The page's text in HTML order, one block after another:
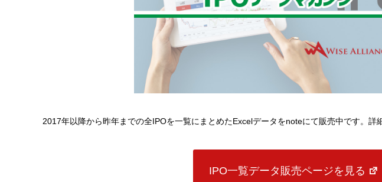
2017年以降から昨年までの全IPOを一覧にまとめたExcelデータをnoteにて販売中です。詳
IPO一覧データ販売ページを見る